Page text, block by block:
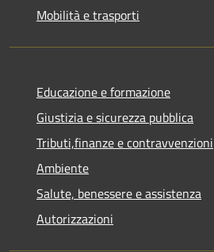
Mobilità e trasporti
Educazione e formazione
Giustizia e sicurezza pubblica
Tributi,finanze e contravvenzioni
Ambiente
Salute, benessere e assistenza
Autorizzazioni